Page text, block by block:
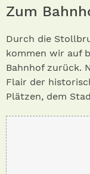
Zum
Durch die
kommen wir auf
Bahnhof zurück.
Flair der
Plätzen, dem